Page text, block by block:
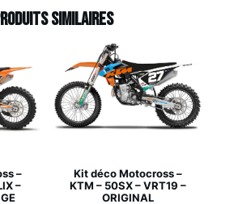
similaires
–
–
Kit déco Motocross –
KTM – 50SX – VRT19 –
ORIGINAL